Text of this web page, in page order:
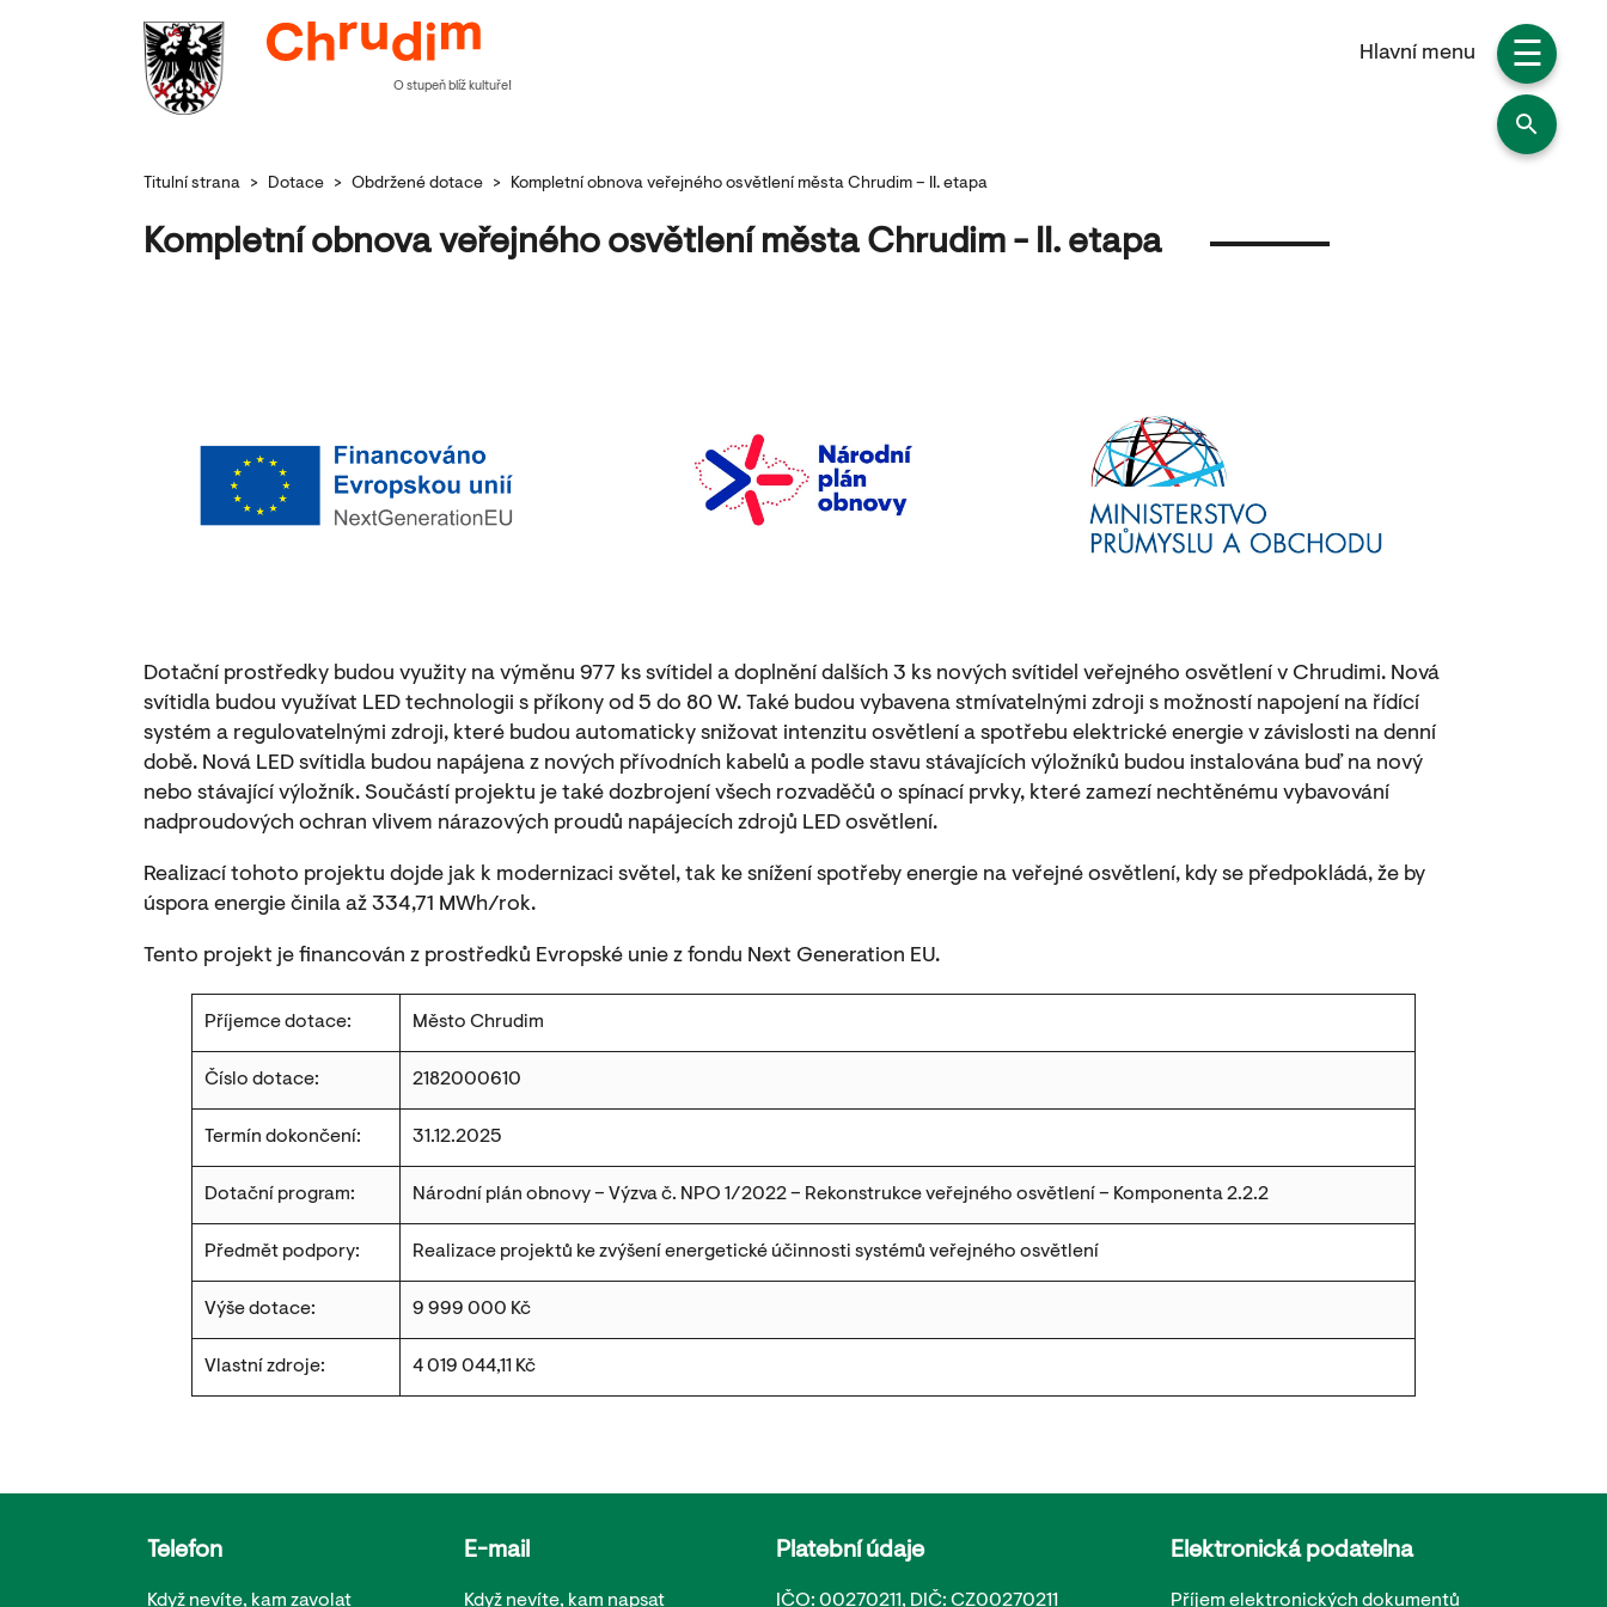
Hlavní menu ☰
O stupeň blíž kultuře!
Titulní strana > Dotace > Obdržené dotace > Kompletní obnova veřejného osvětlení města Chrudim – II. etapa
Kompletní obnova veřejného osvětlení města Chrudim - II. etapa
Dotační prostředky budou využity na výměnu 977 ks svítidel a doplnění dalších 3 ks nových svítidel veřejného osvětlení v Chrudimi. Nová
svítidla budou využívat LED technologii s příkony od 5 do 80 W. Také budou vybavena stmívatelnými zdroji s možností napojení na řídící
systém a regulovatelnými zdroji, které budou automaticky snižovat intenzitu osvětlení a spotřebu elektrické energie v závislosti na denní
době. Nová LED svítidla budou napájena z nových přívodních kabelů a podle stavu stávajících výložníků budou instalována buď na nový
nebo stávající výložník. Součástí projektu je také dozbrojení všech rozvaděčů o spínací prvky, které zamezí nechtěnému vybavování
nadproudových ochran vlivem nárazových proudů napájecích zdrojů LED osvětlení.
Realizací tohoto projektu dojde jak k modernizaci světel, tak ke snížení spotřeby energie na veřejné osvětlení, kdy se předpokládá, že by
úspora energie činila až 334,71 MWh/rok.
Tento projekt je financován z prostředků Evropské unie z fondu Next Generation EU.
Příjemce dotace: Město Chrudim
Číslo dotace: 2182000610
Termín dokončení: 31.12.2025
Dotační program: Národní plán obnovy – Výzva č. NPO 1/2022 – Rekonstrukce veřejného osvětlení – Komponenta 2.2.2
Předmět podpory: Realizace projektů ke zvýšení energetické účinnosti systémů veřejného osvětlení
Výše dotace: 9 999 000 Kč
Vlastní zdroje: 4 019 044,11 Kč
Telefon
Když nevíte, kam zavolat
E-mail
Když nevíte, kam napsat
Platební údaje
IČO: 00270211, DIČ: CZ00270211
Elektronická podatelna
Příjem elektronických dokumentů